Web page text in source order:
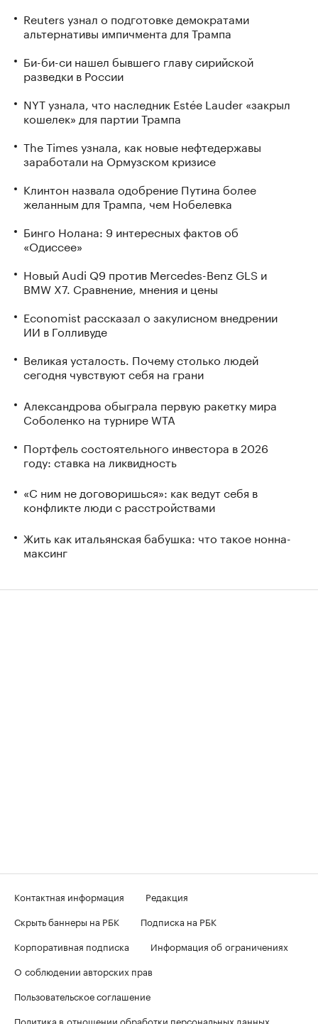
Reuters узнал о подготовке демократами
альтернативы импичмента для Трампа
Би-би-си нашел бывшего главу сирийской
разведки в России
NYT узнала, что наследник Estée Lauder «закрыл
кошелек» для партии Трампа
The Times узнала, как новые нефтедержавы
заработали на Ормузском кризисе
Клинтон назвала одобрение Путина более
желанным для Трампа, чем Нобелевка
Бинго Нолана: 9 интересных фактов об
«Одиссее»
Новый Audi Q9 против Mercedes-Benz GLS и
BMW X7. Сравнение, мнения и цены
Economist рассказал о закулисном внедрении
ИИ в Голливуде
Великая усталость. Почему столько людей
сегодня чувствуют себя на грани
Александрова обыграла первую ракетку мира
Соболенко на турнире WTA
Портфель состоятельного инвестора в 2026
году: ставка на ликвидность
«С ним не договоришься»: как ведут себя в
конфликте люди с расстройствами
Жить как итальянская бабушка: что такое нонна-
максинг
Контактная информация
Редакция
Скрыть баннеры на РБК
Подписка на РБК
Корпоративная подписка
Информация об ограничениях
О соблюдении авторских прав
Пользовательское соглашение
Политика в отношении обработки персональных данных